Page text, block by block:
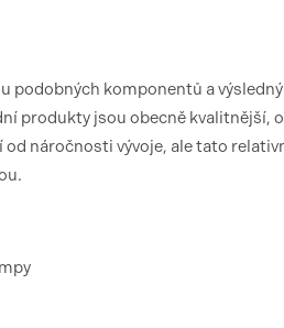
podobných komponentů a
produkty jsou obecně kvalitnější,
náročnosti vývoje, ale tato